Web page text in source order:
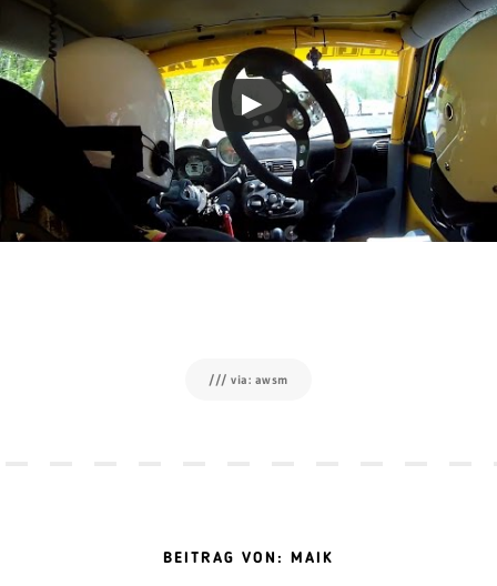
/// via: awsm
BEITRAG VON: MAIK